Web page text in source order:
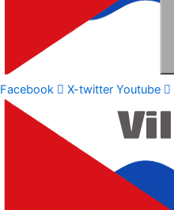
Facebook X-twitter Youtube